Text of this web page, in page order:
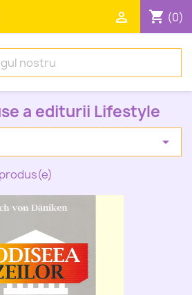
shopping_cart (0)

a editurii Lifestyle
